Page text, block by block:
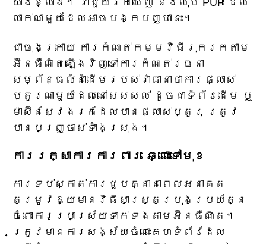
យ៉ាងខ្លាំង។ វាជួយរកឃើញ និងលុប PUP ដែល
លាក់ណាមួយដែលអាចបង្កបញ្ហានេះ។
ជាចុងក្រោយ ការកំណត់កម្មវិធីរុករកតាម
អ៊ីនធឺណិតឡើងវិញទៅការកំណត់រចនា
សម្ព័ន្ធលំនាំដើមរបស់វាធានាថាការផ្លាស់
ប្តូរណាមួយដែលនៅសេសសល់ ដូចជាទំព័រដើម ឬ
ម៉ាស៊ីនស្វែងរកដែលបានផ្លាស់ប្តូរ ត្រូវ
បានបញ្ច្រាស់ទាំងស្រុង។
ការរក្សាការការពារ ឆ្ពោះទៅមុខ
ការទប់ស្កាត់ការជួបគ្នានាពេលអនាគត
តម្រូវឱ្យមានវិធីសាស្រ្តប្រុងប្រយ័ត្ន
ចំពោះការប្រាស្រ័យទាក់ទងតាមអ៊ីនធឺណិត។
ត្រូវមានការសង្ស័យចំពោះគេហទំព័រដែល